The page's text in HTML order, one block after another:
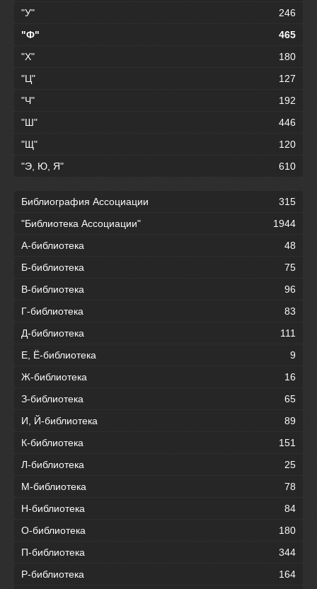
"У"
246
"Ф"
465
"Х"
180
"Ц"
127
"Ч"
192
"Ш"
446
"Щ"
120
"Э, Ю, Я"
610
Библиография Ассоциации
315
"Библиотека Ассоциации"
1944
А-библиотека
48
Б-библиотека
75
В-библиотека
96
Г-библиотека
83
Д-библиотека
111
Е, Ё-библиотека
9
Ж-библиотека
16
З-библиотека
65
И, Й-библиотека
89
К-библиотека
151
Л-библиотека
25
М-библиотека
78
Н-библиотека
84
О-библиотека
180
П-библиотека
344
Р-библиотека
164